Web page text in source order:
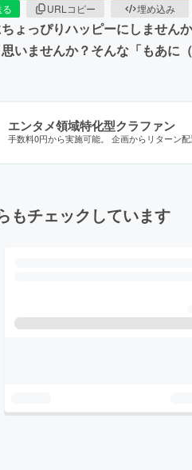
URLコピー 埋め込み
ょっぴりハッピーにしませ
いませんか？そんな「もあに
エンタメ領域特化型クラファン
手数料0円から実施可能。 企画からリターン
もチェックしています